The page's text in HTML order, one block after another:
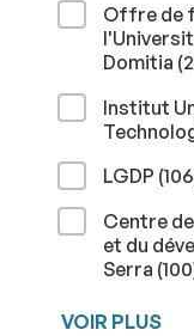
Offre de
Domitia
Institut
LGDP (106
Centre
et du
Serra (100
VOIR PLUS